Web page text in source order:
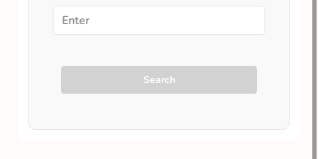
Search